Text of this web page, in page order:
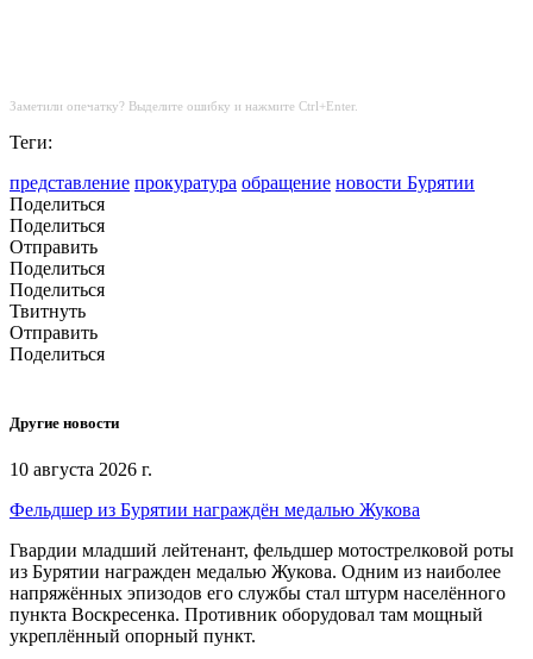
Заметили опечатку? Выделите ошибку и нажмите Ctrl+Enter.
Теги:
представление прокуратура обращение новости Бурятии
Поделиться
Поделиться
Отправить
Поделиться
Поделиться
Твитнуть
Отправить
Поделиться
Другие новости
10 августа 2026 г.
Фельдшер из Бурятии награждён медалью Жукова
Гвардии младший лейтенант, фельдшер мотострелковой роты
из Бурятии награжден медалью Жукова. Одним из наиболее
напряжённых эпизодов его службы стал штурм населённого
пункта Воскресенка. Противник оборудовал там мощный
укреплённый опорный пункт.